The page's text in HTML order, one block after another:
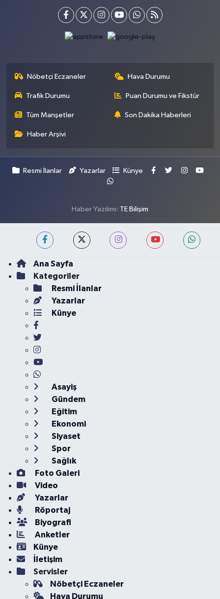
Nöbetçi Eczaneler Hava Durumu
Trafik Durumu Puan Durumu ve Fikstür
Tüm Manşetler Son Dakika Haberleri
Haber Arşivi
Resmi İlanlar Yazarlar Künye
Haber Yazılımı: TE Bilişim
Ana Sayfa
Kategoriler
Resmi İlanlar
Yazarlar
Künye
Asayiş
Gündem
Eğitim
Ekonomi
Siyaset
Spor
Sağlık
Foto Galeri
Video
Yazarlar
Röportaj
Biyografi
Anketler
Künye
İletişim
Servisler
Nöbetçi Eczaneler
Hava Durumu